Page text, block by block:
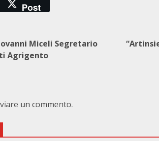
Post
Miceli Segretario
Agrigento
un commento.